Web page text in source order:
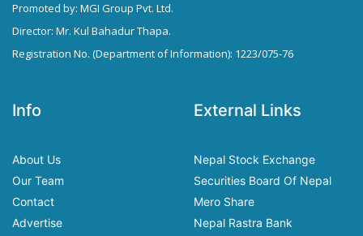
Promoted by: MGI Group Pvt. Ltd.
Director: Mr. Kul Bahadur Thapa.
Registration No. (Department of Information): 1223/075-76
Info
About Us
Our Team
Contact
Advertise
External Links
Nepal Stock Exchange
Securities Board Of Nepal
Mero Share
Nepal Rastra Bank